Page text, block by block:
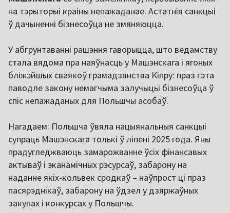
на тэрыторыі краіны непажаданае. Астатнія санкцыі
ў дачыненні бізнесоўца не змяняюцца.
У абгрунтаванні рашэння гаворыцца, што ведамству
стала вядома пра наяўнасць у Машэнскага і ягоных
бліжэйшых сваякоў грамадзянства Кіпру: праз гэта
паводле закону немагчыма залучыцьі бізнесоўца ў
спіс непажаданых для Польшчы асобаў.
Нагадаем: Польшча ўвяла нацыянальныя санкцыі
супраць Машэнскага толькі ў ліпені 2025 года. Яны
прадугледжваюць замарожванне ўсіх фінансавых
актываў і эканамічных рэсурсаў, забарону на
наданне якіх-кольвек сродкаў – наўпрост ці праз
пасярэднікаў, забарону на ўдзел у дзяржаўных
закупах і конкурсах у Польшчы.